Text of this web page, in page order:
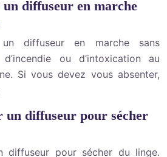
diffuseur en marche
diffuseur en marche sans
d’incendie ou d’intoxication au
Si vous devez vous absenter,
un diffuseur pour sécher
diffuseur pour sécher du linge.